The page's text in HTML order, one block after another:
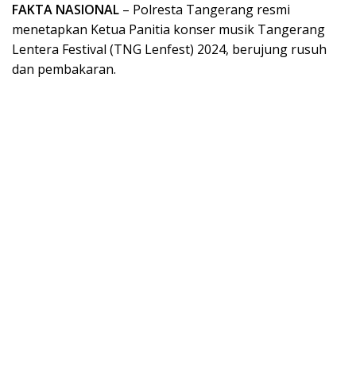
FAKTA NASIONAL – Polresta Tangerang resmi
menetapkan Ketua Panitia konser musik Tangerang
Lentera Festival (TNG Lenfest) 2024, berujung rusuh
dan pembakaran.